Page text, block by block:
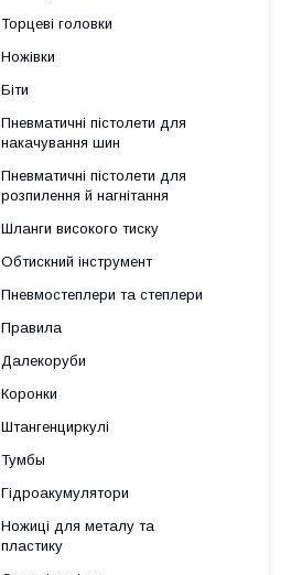
Торцеві головки
Ножівки
Біти
Пневматичні пістолети для
накачування шин
Пневматичні пістолети для
розпилення й нагнітання
Шланги високого тиску
Обтискний інструмент
Пневмостеплери та степлери
Правила
Далекоруби
Коронки
Штангенциркулі
Тумбы
Гідроакумулятори
Ножиці для металу та
пластику